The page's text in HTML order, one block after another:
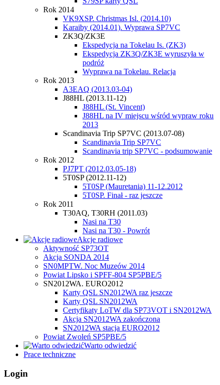
Rok 2014
VK9XSP. Christmas Isl. (2014.10)
Karaiby (2014.01). Wyprawa SP7VC
ZK3Q/ZK3E
Ekspedycja na Tokelau Is. (ZK3)
Ekspedycja ZK3Q/ZK3E wyruszyła w
podróż
Wyprawa na Tokelau. Relacja
Rok 2013
A3EAQ (2013.03-04)
J88HL (2013.11-12)
J88HL (St. Vincent)
J88HL na IV miejscu wśród wypraw roku
2013
Scandinavia Trip SP7VC (2013.07-08)
Scandinavia Trip SP7VC
Scandinavia trip SP7VC - podsumowanie
Rok 2012
PJ7PT (2012.03.05-18)
5T0SP (2012.11-12)
5T0SP (Mauretania) 11-12.2012
5T0SP. Finał - raz jeszcze
Rok 2011
T30AQ, T30RH (2011.03)
Nasi na T30
Nasi na T30 - Powrót
Akcje radiowe
Aktywność SP73OT
Akcja SONDA 2014
SN0MPTW. Noc Muzeów 2014
Powiat Lipsko i SPFF-804 SP5PBE/5
SN2012WA. EURO2012
Karty QSL SN2012WA raz jeszcze
Karty QSL SN2012WA
Certyfikaty LoTW dla SP73VOT i SN2012WA
Akcja SN2012WA zakończona
SN2012WA stacja EURO2012
Powiat Zwoleń SP5PBE/5
Warto odwiedzić
Prace techniczne
Login